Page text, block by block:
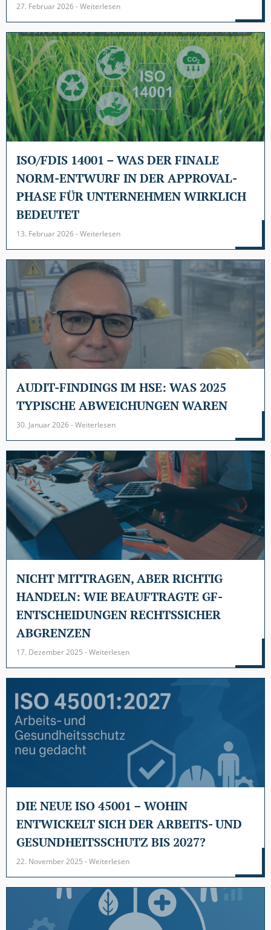
27. Februar 2026 - Weiterlesen
ISO/FDIS 14001 – WAS DER FINALE
NORM-ENTWURF IN DER APPROVAL-
PHASE FÜR UNTERNEHMEN WIRKLICH
BEDEUTET
13. Februar 2026 - Weiterlesen
AUDIT-FINDINGS IM HSE: WAS 2025
TYPISCHE ABWEICHUNGEN WAREN
30. Januar 2026 - Weiterlesen
NICHT MITTRAGEN, ABER RICHTIG
HANDELN: WIE BEAUFTRAGTE GF-
ENTSCHEIDUNGEN RECHTSSICHER
ABGRENZEN
17. Dezember 2025 - Weiterlesen
DIE NEUE ISO 45001 – WOHIN
ENTWICKELT SICH DER ARBEITS- UND
GESUNDHEITSSCHUTZ BIS 2027?
22. November 2025 - Weiterlesen